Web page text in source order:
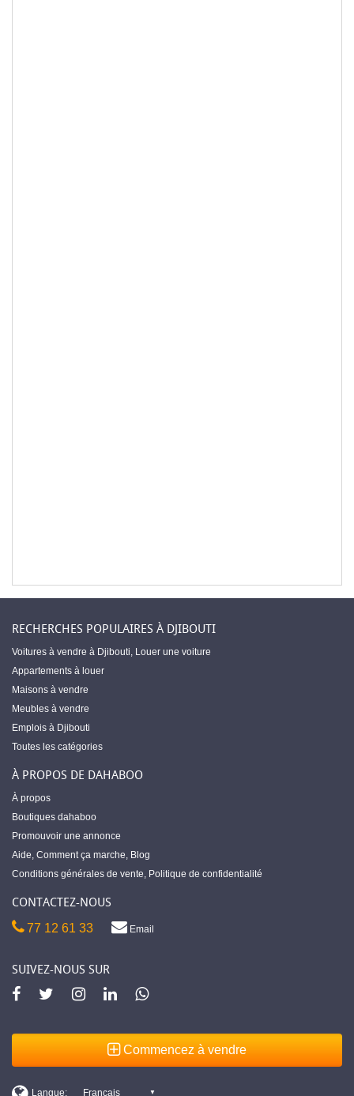
RECHERCHES POPULAIRES À DJIBOUTI
Voitures à vendre à Djibouti, Louer une voiture
Appartements à louer
Maisons à vendre
Meubles à vendre
Emplois à Djibouti
Toutes les catégories
À PROPOS DE DAHABOO
À propos
Boutiques dahaboo
Promouvoir une annonce
Aide, Comment ça marche, Blog
Conditions générales de vente, Politique de confidentialité
CONTACTEZ-NOUS
77 12 61 33 Email
SUIVEZ-NOUS SUR
Commencez à vendre